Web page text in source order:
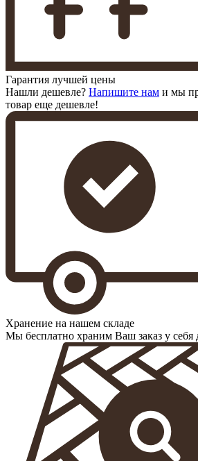
Гарантия лучшей цены
Нашли дешевле? Напишите нам и мы
товар еще дешевле!
Хранение на нашем складе
Мы бесплатно храним Ваш заказ у себя